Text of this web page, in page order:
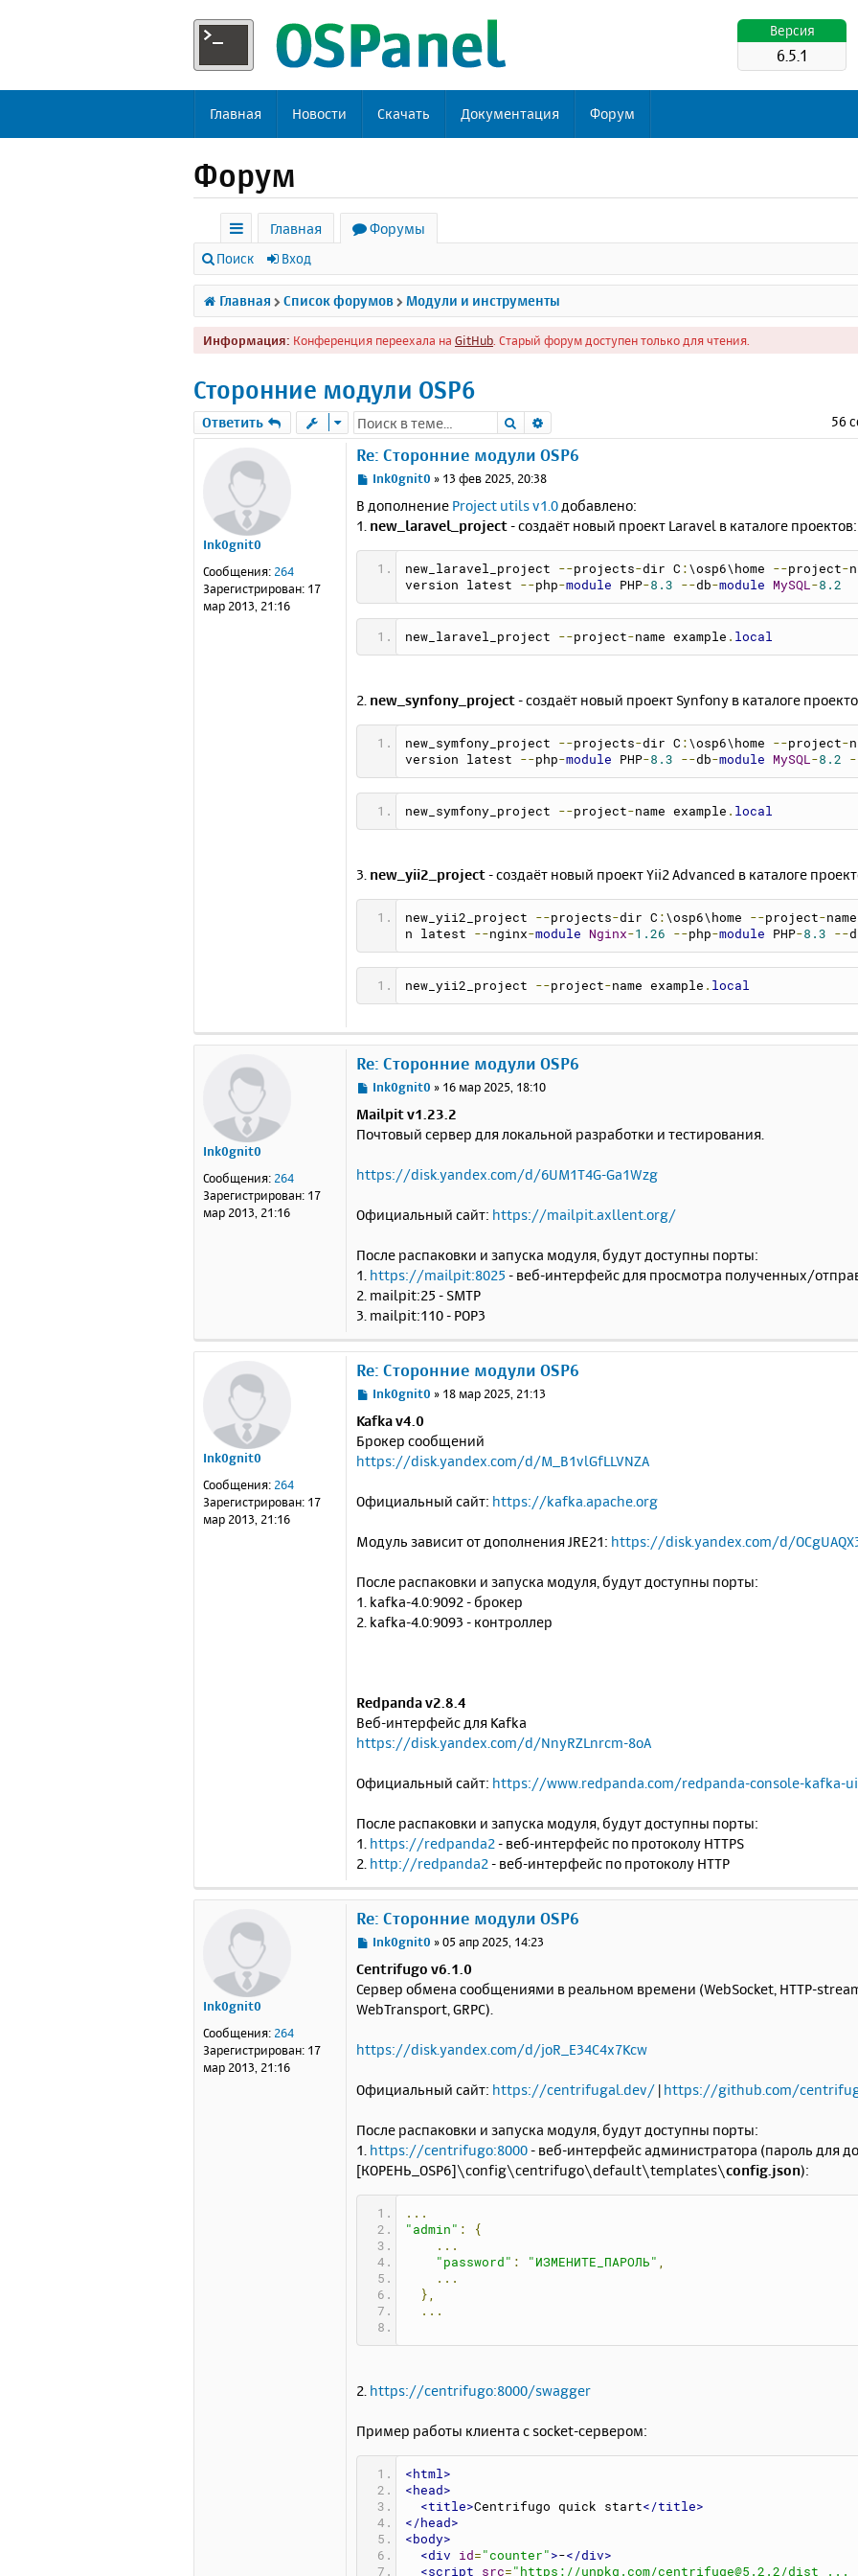
Версия
6.5.1
Главная Новости Скачать Документация Форум
Форум
с
ы
л
к
Главная
Форумы
Поиск Вход
Главная Список форумов Модули и инструменты
Информация: Конференция переехала на GitHub . Старый форум доступен только для чтения.
Сторонние модули OSP6
Ответить Поиск 56
Ink0gnit0
Сообщения: 264
Зарегистрирован: 17
мар 2013, 21:16
Re: Сторонние модули OSP6
С
о
б
е
Ink0gnit0 » 13 фев 2025, 20:38
В дополнение Project utils v1.0добавлено:
1. new_laravel_project- создаёт новый проект Laravel в каталоге проектов:
new_laravel_project --projects-dir C : \osp6\home --project-
version latest --php-module PHP-8.3 --db-module MySQL -8.2
new_laravel_project --project-name example . local
2. new_synfony_project- создаёт новый проект Synfony в каталоге
new_symfony_project --projects-dir C : \osp6\home --project-
version latest --php-module PHP-8.3 --db-module MySQL -8.2
new_symfony_project --project-name example . local
3. new_yii2_project- создаёт новый проект Yii2 Advanced в каталоге
new_yii2_project --projects-dir C : \osp6\home --project-
n latest --nginx-module Nginx-1.26 --php-module PHP-8.3 --
new_yii2_project --project-name example . local
Ink0gnit0
Сообщения: 264
Зарегистрирован: 17
мар 2013, 21:16
Re: Сторонние модули OSP6
С
о
б
е
и
е
Ink0gnit0 » 16 мар 2025, 18:10
Mailpit v1.23.2
Почтовый сервер для локальной разработки и тестирования.
https://disk.yandex.com/d/6UM1T4G-Ga1Wzg
Официальный сайт: https://mailpit.axllent.org/
После распаковки и запуска модуля, будут доступны порты:
1. https://mailpit:8025 - веб-интерфейс для просмотра полученных/
2. mailpit:25 - SMTP
3. mailpit:110 - POP3
Ink0gnit0
Сообщения: 264
Зарегистрирован: 17
мар 2013, 21:16
Re: Сторонние модули OSP6
С
о
б
щ
н
и
Ink0gnit0 » 18 мар 2025, 21:13
Kafka v4.0
Брокер сообщений
https://disk.yandex.com/d/M_B1vlGfLLVNZA
Официальный сайт: https://kafka.apache.org
Модуль зависит от дополнения JRE21: https://disk.yandex.com/d/
После распаковки и запуска модуля, будут доступны порты:
1. kafka-4.0:9092 - брокер
2. kafka-4.0:9093 - контроллер
Redpanda v2.8.4
Веб-интерфейс для Kafka
https://disk.yandex.com/d/NnyRZLnrcm-8oA
Официальный сайт: https://www.redpanda.com/redpanda-console-kafka-ui
После распаковки и запуска модуля, будут доступны порты:
1. https://redpanda2- веб-интерфейс по протоколу HTTPS
2. http://redpanda2- веб-интерфейс по протоколу HTTP
Ink0gnit0
Сообщения: 264
Зарегистрирован: 17
мар 2013, 21:16
Re: Сторонние модули OSP6
С
о
б
щ
н
Ink0gnit0 »05 апр 2025, 14:23
Centrifugo v6.1.0
Сервер обмена сообщениями в реальном времени (WebSocket, HTTP-
WebTransport, GRPC).
https://disk.yandex.com/d/joR_E34C4x7Kcw
Официальный сайт: https://centrifugal.dev/ | https://github.com/
После распаковки и запуска модуля, будут доступны порты:
1. https://centrifugo:8000- веб-интерфейс администратора (пароль для
[КОРЕНЬ_OSP6]\config\centrifugo\default\templates\config.json):
...
"admin" :
{
...
"password" : "ИЗМЕНИТЕ_ПАРОЛЬ"
...
},
...
2. https://centrifugo:8000/swagger
Пример работы клиента с socket-сервером:
<html>
<head>
<title>Centrifugo quick start</title>
</head>
<body>
<div
id = "counter" >-</div>
<script
src= " https://unpkg.com/centrifuge@5.2.2/dist ...